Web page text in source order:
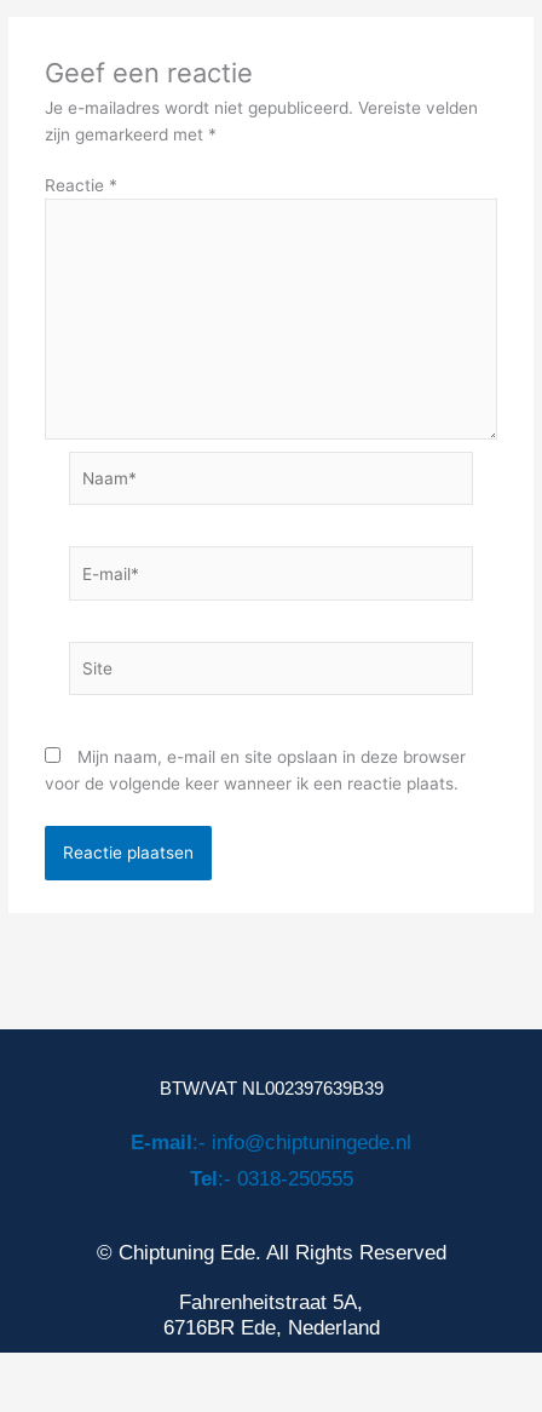
Geef een reactie
Je e-mailadres wordt niet gepubliceerd. Vereiste velden
zijn gemarkeerd met *
Reactie *
mail*
Mijn naam, e-mail en site opslaan in deze browser
voor de volgende keer wanneer ik een reactie plaats.
BTW/VAT NL002397639B39
E-mail :- info@chiptuningede.nl
Tel :- 0318-250555
© Chiptuning Ede. All Rights Reserved
Fahrenheitstraat 5A,
6716BR Ede, Nederland